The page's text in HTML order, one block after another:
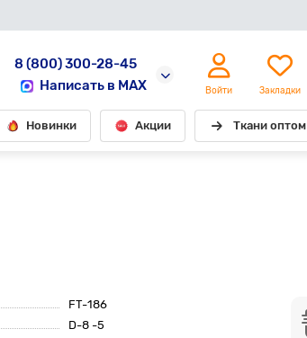
8 (800) 300-28-45
Написать в MAX
Войти Закладки
Новинки Акции Ткани оптом
FT-186
D-8 -5